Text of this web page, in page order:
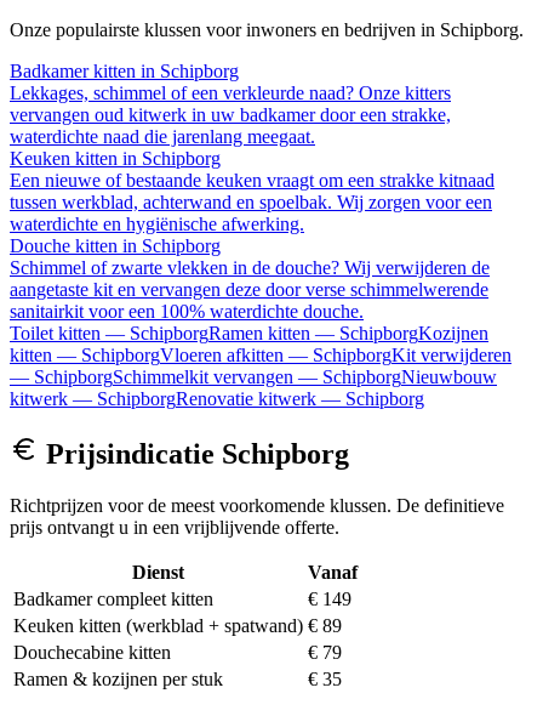
Onze populairste klussen voor inwoners en bedrijven in Schipborg.
Badkamer kitten in Schipborg
Lekkages, schimmel of een verkleurde naad? Onze kitters
vervangen oud kitwerk in uw badkamer door een strakke,
waterdichte naad die jarenlang meegaat.
Keuken kitten in Schipborg
Een nieuwe of bestaande keuken vraagt om een strakke kitnaad
tussen werkblad, achterwand en spoelbak. Wij zorgen voor een
waterdichte en hygiënische afwerking.
Douche kitten in Schipborg
Schimmel of zwarte vlekken in de douche? Wij verwijderen de
aangetaste kit en vervangen deze door verse schimmelwerende
sanitairkit voor een 100% waterdichte douche.
Toilet kitten — SchipborgRamen kitten — SchipborgKozijnen
kitten — SchipborgVloeren afkitten — SchipborgKit verwijderen
— SchipborgSchimmelkit vervangen — SchipborgNieuwbouw
kitwerk — SchipborgRenovatie kitwerk — Schipborg
Prijsindicatie Schipborg
Richtprijzen voor de meest voorkomende klussen. De definitieve
prijs ontvangt u in een vrijblijvende offerte.
Dienst
Vanaf
Badkamer compleet kitten
€ 149
Keuken kitten (werkblad + spatwand) € 89
Douchecabine kitten
€ 79
Ramen & kozijnen per stuk
€ 35